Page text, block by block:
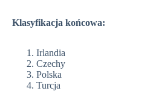
Klasyfikacja końcowa:
Irlandia
Czechy
Polska
Turcja